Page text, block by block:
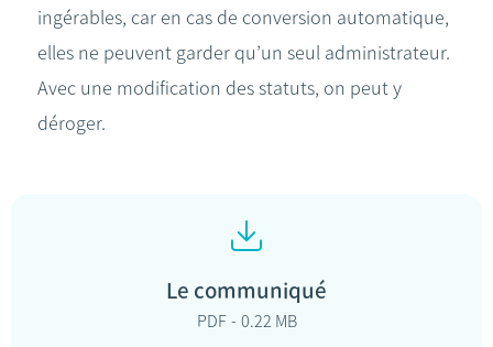
ingérables, car en cas de conversion automatique,
elles ne peuvent garder qu’un seul administrateur.
Avec une modification des statuts, on peut y
déroger.
Le communiqué
PDF 0.22 MB